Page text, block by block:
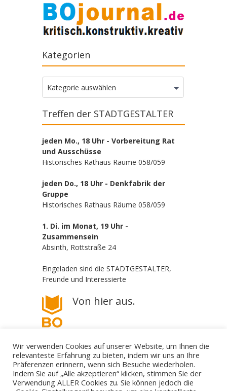
Kategorien
Kategorien
Kategorie auswählen
Treffen der STADTGESTALTER
jeden Mo., 18 Uhr - Vorbereitung Rat
und Ausschüsse
Historisches Rathaus Räume 058/059
jeden Do., 18 Uhr - Denkfabrik der
Gruppe
Historisches Rathaus Räume 058/059
1. Di. im Monat, 19 Uhr -
Zusammensein
Absinth, Rottstraße 24
Eingeladen sind die STADTGESTALTER,
Freunde und Interessierte
Von hier aus.
Wir verwenden Cookies auf unserer Website, um Ihnen die
relevanteste Erfahrung zu bieten, indem wir uns an Ihre
Präferenzen erinnern, wenn sich Besuche wiederholen.
Indem Sie auf „Alle akzeptieren“ klicken, stimmen Sie der
Verwendung ALLER Cookies zu. Sie können jedoch die